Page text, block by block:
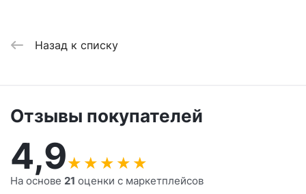
Назад к списку
Отзывы покупателей
4,9★ ★ ★ ★ ★
На основе 21 оценки с маркетплейсов